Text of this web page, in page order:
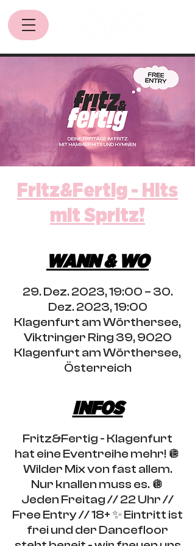
Fritz&Fertig - Hits
mit Spritz!
WANN & WO
29. Dez. 2023, 19:00 – 30.
Dez. 2023, 19:00
Klagenfurt am Wörthersee,
Viktringer Ring 39, 9020
Klagenfurt am Wörthersee,
Österreich
INFOS
Fritz&Fertig - Klagenfurt
hat eine Eventreihe mehr! 🪩
Wilder Mix von fast allem.
Nur knallen muss es. 🪩
Jeden Freitag // 22 Uhr //
Free Entry // 18+ ✨ Eintritt ist
frei und der Dancefloor